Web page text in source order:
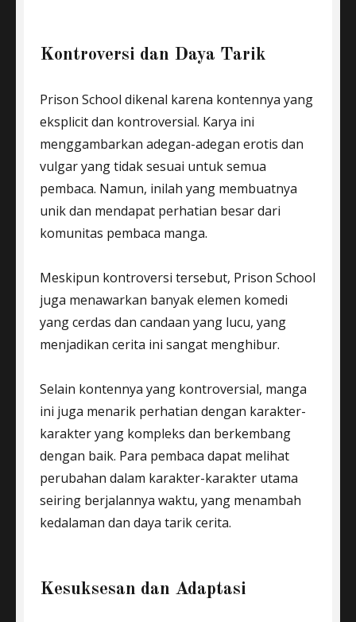
Kontroversi dan Daya Tarik
Prison School dikenal karena kontennya yang
eksplicit dan kontroversial. Karya ini
menggambarkan adegan-adegan erotis dan
vulgar yang tidak sesuai untuk semua
pembaca. Namun, inilah yang membuatnya
unik dan mendapat perhatian besar dari
komunitas pembaca manga.
Meskipun kontroversi tersebut, Prison School
juga menawarkan banyak elemen komedi
yang cerdas dan candaan yang lucu, yang
menjadikan cerita ini sangat menghibur.
Selain kontennya yang kontroversial, manga
ini juga menarik perhatian dengan karakter-
karakter yang kompleks dan berkembang
dengan baik. Para pembaca dapat melihat
perubahan dalam karakter-karakter utama
seiring berjalannya waktu, yang menambah
kedalaman dan daya tarik cerita.
Kesuksesan dan Adaptasi